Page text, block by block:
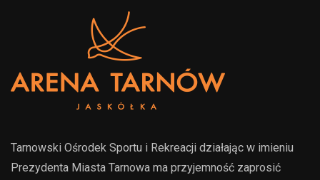
Tarnowski Ośrodek Sportu i Rekreacji działając w imieniu
Prezydenta Miasta Tarnowa ma przyjemność zaprosić